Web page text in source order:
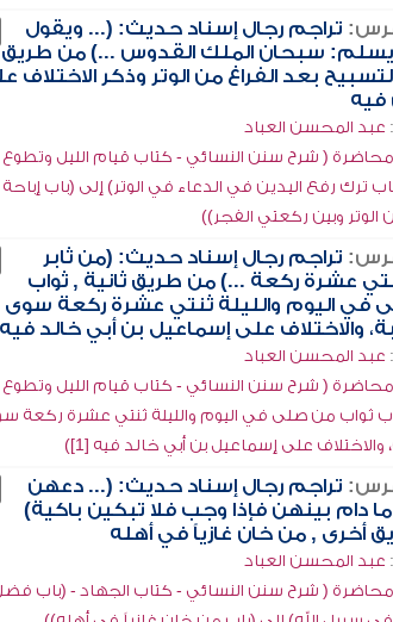
تراجم رجال إسناد حديث: (... ويقول
يسلم: سبحان الملك القدوس ...) من طريق
بعد الفراغ من الوتر وذكر الاختلاف
فيه
عبد المحسن العباد
( شرح سنن النسائي - كتاب قيام الليل وتطوع
ترك رفع اليدين في الدعاء في الوتر) إلى (باب إباحة
الوتر وبين ركعتي الفجر))
تراجم رجال إسناد حديث: (من ثابر
عشرة ركعة ...) من طريق ثانية , ثواب
في اليوم والليلة ثنتي عشرة ركعة سوى
والاختلاف على إسماعيل بن أبي خالد فيه
عبد المحسن العباد
( شرح سنن النسائي - كتاب قيام الليل وتطوع
باب ثواب من صلى في اليوم والليلة ثنتي عشرة ركعة
والاختلاف على إسماعيل بن أبي خالد فيه [1])
تراجم رجال إسناد حديث: (... دعهن
دام بينهن فإذا وجب فلا تبكين باكية)
أخرى , من خان غازياً في أهله
عبد المحسن العباد
( شرح سنن النسائي - كتاب الجهاد - (باب